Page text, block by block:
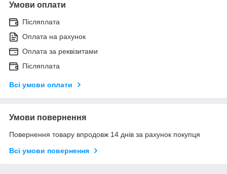
Умови оплати
Післяплата
Оплата на рахунок
Оплата за реквізитами
Післяплата
Всі умови оплати
Умови повернення
Повернення товару впродовж 14 днів за рахунок покупця
Всі умови повернення